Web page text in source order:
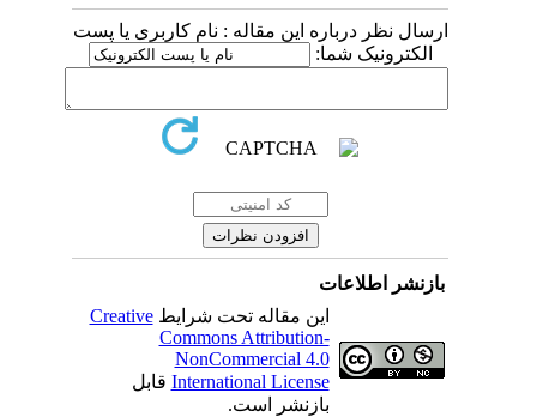
ارسال نظر درباره این مقاله : نام کاربری یا پست
الکترونیک شما:
بازنشر اطلاعات
این مقاله تحت شرایطCreative
Commons Attribution-
NonCommercial 4.0
International Licenseقابل
بازنشر است.